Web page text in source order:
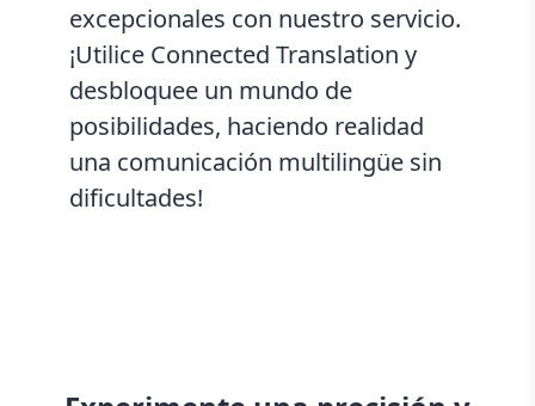
excepcionales con nuestro servicio.
¡Utilice Connected Translation y
desbloquee un mundo de
posibilidades, haciendo realidad
una comunicación multilingüe sin
dificultades!